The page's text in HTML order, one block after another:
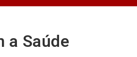
a Saúde